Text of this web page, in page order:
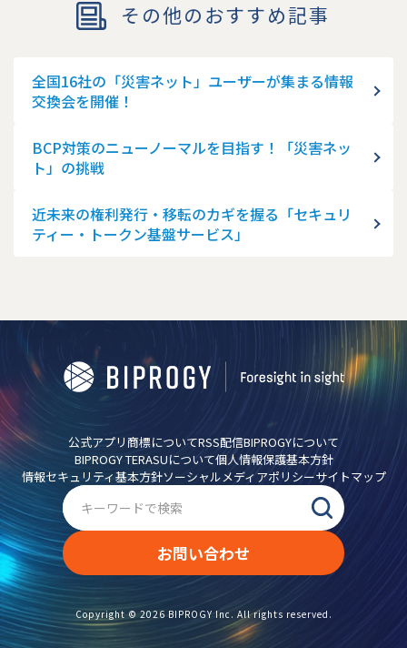
その他のおすすめ記事
全国16社の「災害ネット」ユーザーが集まる情報
交換会を開催！
BCP対策のニューノーマルを目指す！「災害ネッ
ト」の挑戦
近未来の権利発行・移転のカギを握る「セキュリ
ティー・トークン基盤サービス」
公式アプリ 商標についてRSS配信BIPROGYについて
BIPROGY TERASUについて個人情報保護基本方針
情報セキュリティ基本方針ソーシャルメディアポリシーサイトマップ
お問い合わせ
Copyright © 2026 BIPROGY Inc. All rights reserved.